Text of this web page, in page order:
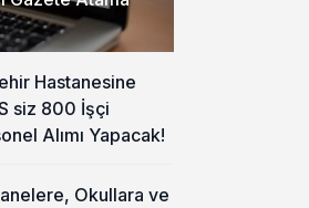
Hastanesine
siz 800 İşçi
Alımı Yapacak!
Okullara ve